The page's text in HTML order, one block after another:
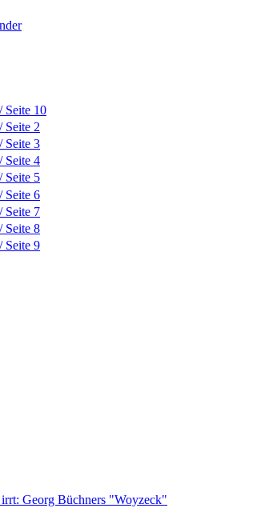
Seite 10
Seite 2
Seite 3
Seite 4
Seite 5
Seite 6
Seite 7
Seite 8
Seite 9
Georg Büchners "Woyzeck"